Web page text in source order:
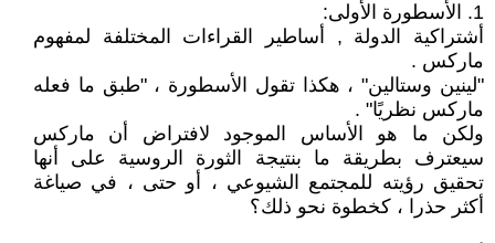
1. الأسطورة الأولى:
أشتراكية الدولة , أساطير القراءات المختلفة لمفهوم
ماركس .
"لينين وستالين" ، هكذا تقول الأسطورة ، "طبق ما فعله
ماركس نظريًا" .
ولكن ما هو الأساس الموجود لافتراض أن ماركس
سيعترف بطريقة ما بنتيجة الثورة الروسية على أنها
تحقيق رؤيته للمجتمع الشيوعي ، أو حتى ، في صياغة
أكثر حذرا ، كخطوة نحو ذلك؟